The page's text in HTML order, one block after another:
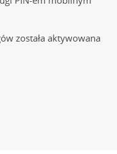
została aktywowana